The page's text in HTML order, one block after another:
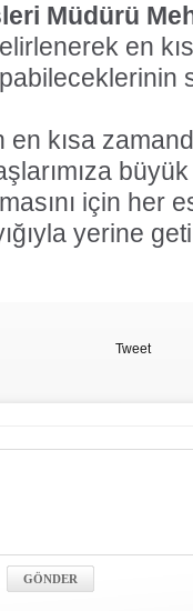
Müdürü
en
en kısa
için her
yerine
Tweet